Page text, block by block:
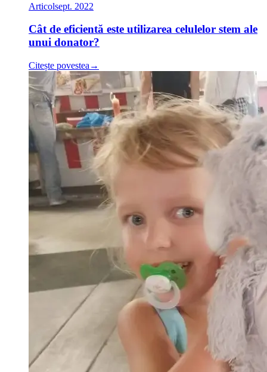
Articolsept. 2022
Cât de eficientă este utilizarea celulelor stem ale
unui donator?
Citește povestea →